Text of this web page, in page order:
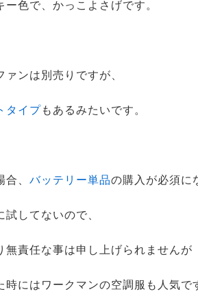
ー色で、かっこよさげです。
ァンは別売りですが、
タイプもあるみたいです。
合、 バッテリー単品の購入が必須に
試してないので、
無責任な事は申し上げられませんが
時にはワークマンの空調服も人気で